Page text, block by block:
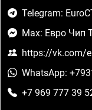
Telegram:
Max: Евро Чип
https://vk.com/
WhatsApp:
+7 969 777 39